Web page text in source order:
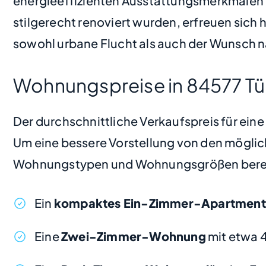
stilgerecht renoviert wurden, erfreuen sich
sowohl urbane Flucht als auch der
Wohnungspreise in 84577
Der durchschnittliche Verkaufspreis für
Um eine bessere Vorstellung von den
Wohnungstypen und Wohnungsgrößen
Ein kompaktes Ein-Zimmer-Apartment
EineZwei-Zimmer-Wohnung mit etwa